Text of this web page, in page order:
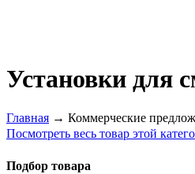
Установки для
Главная → Коммерческие
Посмотреть весь товар этой
Подбор товара